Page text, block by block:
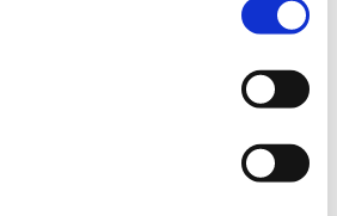
pół zając odkrywa, że nie jest sam i
kurozająców potrzebuje ratunku,
gotowi na wszystko i decyzja,
prawdziwej odwagi. Na szczęście nie jest
przyjaciele - nieco sarkastyczny żółw i